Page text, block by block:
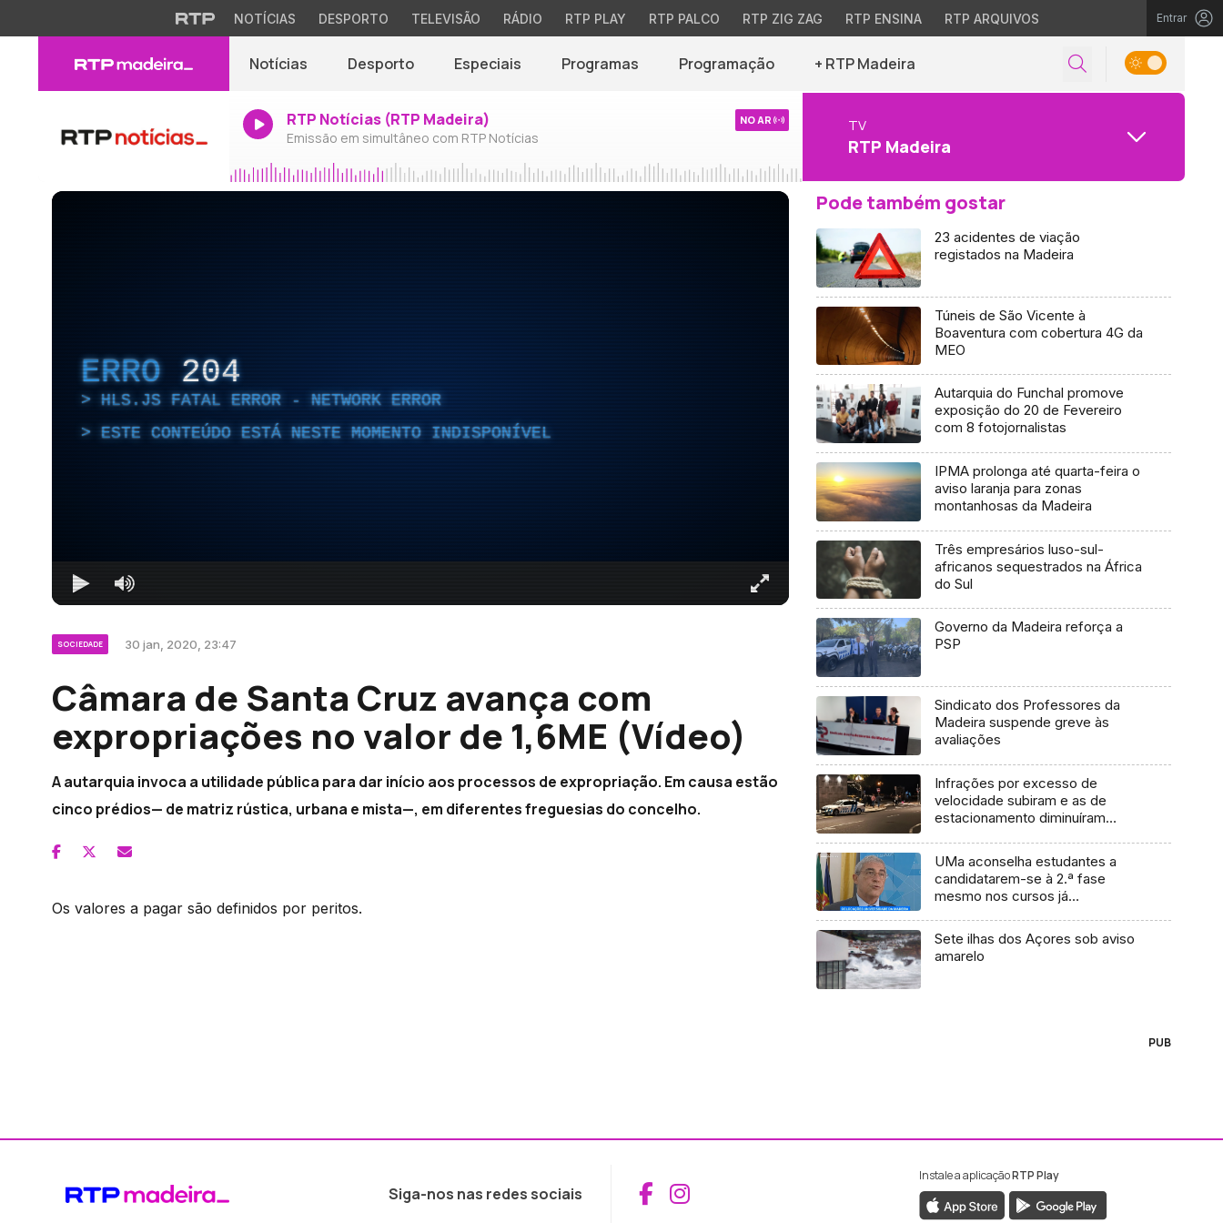
NOTÍCIAS DESPORTO TELEVISÃO RÁDIO RTP PLAY RTP PALCO RTP ZIG ZAG RTP ENSINA RTP ARQUIVOS Entrar
Notícias Desporto Especiais Programas Programação + RTP Madeira
RTP Notícias (RTP Madeira)
Emissão em simultâneo com RTP Notícias
NO AR TV
RTP Madeira
ERRO 204
HLS.JS FATAL ERROR - NETWORK ERROR
ESTE CONTEÚDO ESTÁ NESTE MOMENTO INDISPONÍVEL
SOCIEDADE 30 jan, 2020, 23:47
Câmara de Santa Cruz avança com
expropriações no valor de 1,6ME (Vídeo)
A autarquia invoca a utilidade pública para dar início aos processos de expropriação. Em causa estão
cinco prédios— de matriz rústica, urbana e mista—, em diferentes freguesias do concelho.
Os valores a pagar são definidos por peritos.
Pode também gostar
23 acidentes de viação
registados na Madeira
Túneis de São Vicente à
Boaventura com cobertura 4G da
MEO
Autarquia do Funchal promove
exposição do 20 de Fevereiro
com 8 fotojornalistas
IPMA prolonga até quarta-feira o
aviso laranja para zonas
montanhosas da Madeira
Três empresários luso-sul-
africanos sequestrados na África
do Sul
Governo da Madeira reforça a
PSP
Sindicato dos Professores da
Madeira suspende greve às
avaliações
Infrações por excesso de
velocidade subiram e as de
estacionamento diminuíram
UMa aconselha estudantes a
candidatarem-se à 2.ª fase
mesmo nos cursos já
Sete ilhas dos Açores sob aviso
amarelo
PUB
Siga-nos nas redes sociais Aceder ao Facebook da RTP Madeira
Aceder ao Instagram da RTP Madeira
Instale a aplicaçãoRTP Play